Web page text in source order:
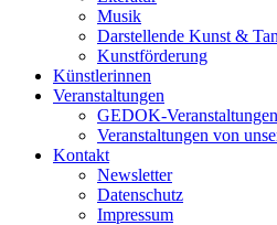
Musik
Darstellende Kunst &
Kunstförderung
Künstlerinnen
Veranstaltungen
GEDOK-Veranstaltungen
Veranstaltungen von
Kontakt
Newsletter
Datenschutz
Impressum